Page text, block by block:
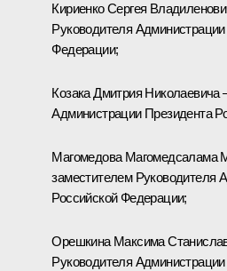
КириенкоСергея
Руководителя
Федерации;
КозакаДмитрия Николаевича
Администрации Президента
МагомедоваМагомедсалама
заместителем Руководителя
Российской Федерации;
ОрешкинаМаксима
Руководителя